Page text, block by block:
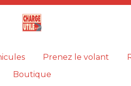
Prenez le volant
Boutique